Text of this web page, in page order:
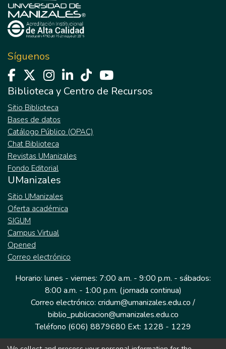
Síguenos
Biblioteca y Centro de Recursos
Sitio Biblioteca
Bases de datos
Catálogo Público (OPAC)
Chat Biblioteca
Revistas UManizales
Fondo Editorial
UManizales
Sitio UManizales
Oferta académica
SIGUM
Campus Virtual
Opened
Correo electrónico
Horario: lunes - viernes: 7:00 a.m. - 9:00 p.m. - sábados:
8:00 a.m. - 1:00 p.m. (jornada continua)
Correo electrónico: cridum@umanizales.edu.co /
biblio_publicacion@umanizales.edu.co
Teléfono (606) 8879680 Ext: 1228 - 1229